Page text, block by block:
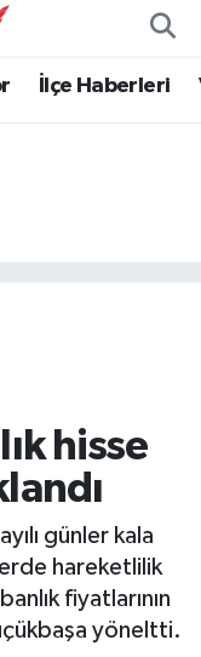
İlçe Haberleri
hisse
günler kala
hareketlilik
fiyatlarının
yöneltti.